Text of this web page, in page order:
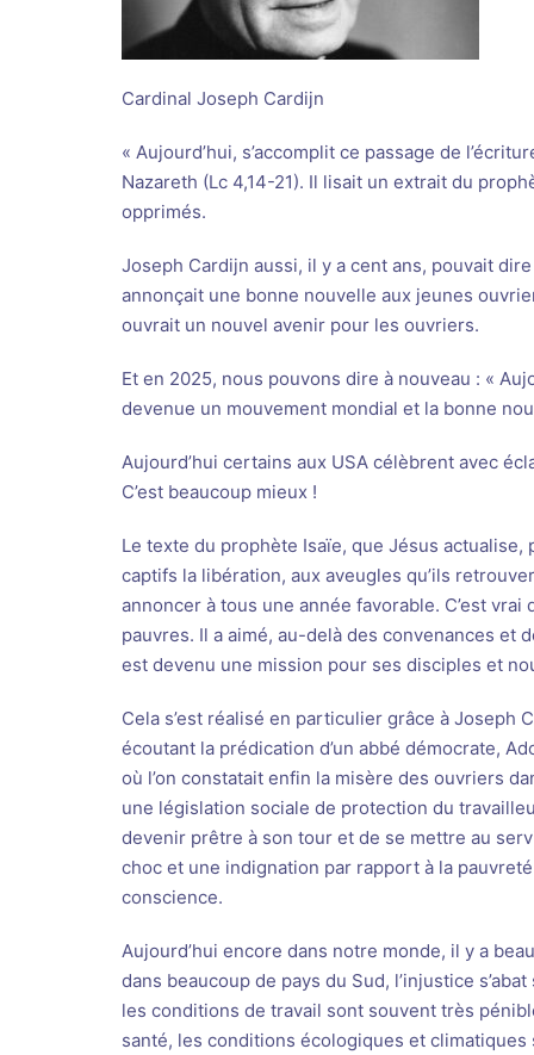
Cardinal Joseph Cardijn
« Aujourd’hui, s’accomplit ce passage de
Nazareth (Lc 4,14-21). Il lisait un extrait du
opprimés.
Joseph Cardijn aussi, il y a cent ans, pouvait
annonçait une bonne nouvelle aux jeunes
ouvrait un nouvel avenir pour les ouvriers.
Et en 2025, nous pouvons dire à nouveau : «
devenue un mouvement mondial et la bonne
Aujourd’hui certains aux USA célèbrent avec
C’est beaucoup mieux !
Le texte du prophète Isaïe, que Jésus actualise,
captifs la libération, aux aveugles qu’ils
annoncer à tous une année favorable. C’est
pauvres. Il a aimé, au-delà des convenances et
est devenu une mission pour ses disciples et
Cela s’est réalisé en particulier grâce à Joseph
écoutant la prédication d’un abbé démocrate,
où l’on constatait enfin la misère des ouvriers
une législation sociale de protection du
devenir prêtre à son tour et de se mettre au
choc et une indignation par rapport à la
conscience.
Aujourd’hui encore dans notre monde, il y a
dans beaucoup de pays du Sud, l’injustice
les conditions de travail sont souvent très
santé, les conditions écologiques et